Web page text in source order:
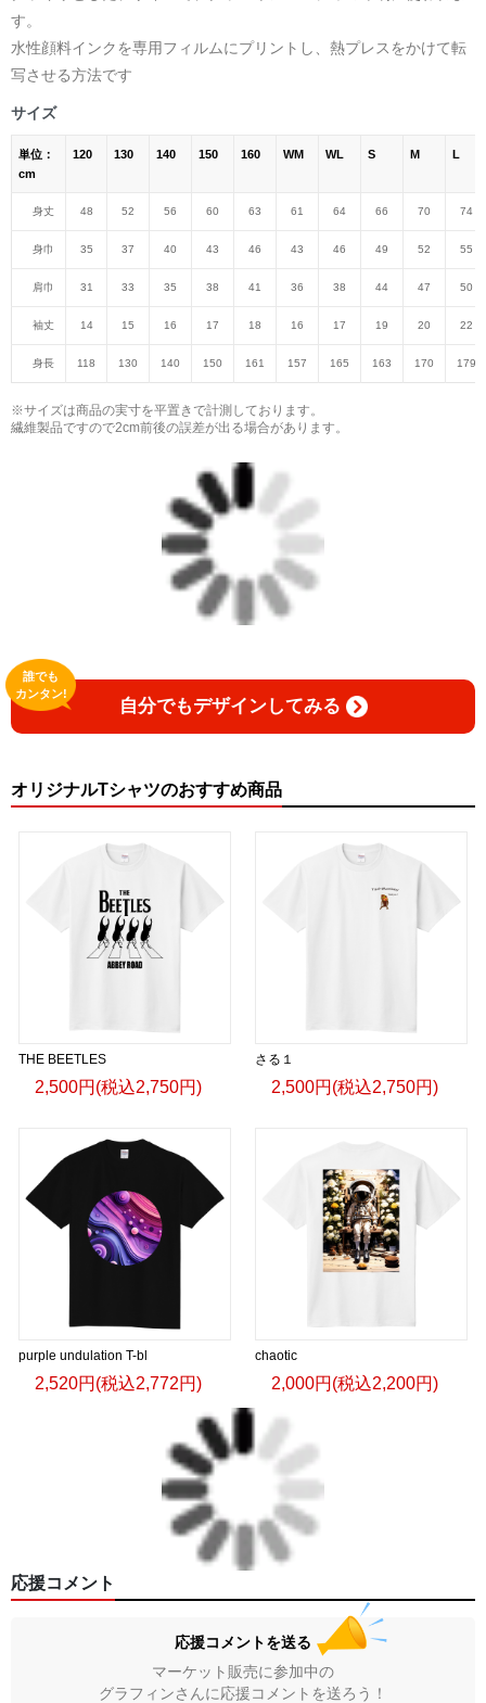
す。
水性顔料インクを専用フィルムにプリントし、熱プレスをかけて転
写させる方法です
サイズ
単位：
cm
120 130 140 150 160 WM WL S M L
身丈 48 52 56 60 63 61 64 66 70 74
身巾 35 37 40 43 46 43 46 49 52 55
肩巾 31 33 35 38 41 36 38 44 47 50
袖丈 14 15 16 17 18 16 17 19 20 22
身長 118 130 140 150 161 157 165 163 170 179
※サイズは商品の実寸を平置きで計測しております。
繊維製品ですので2cm前後の誤差が出る場合があります。
自分でもデザインしてみる
誰でも
カンタン!
オリジナルTシャツのおすすめ商品
THE BEETLES
2,500円(税込2,750円)
さる１
2,500円(税込2,750円)
purple undulation T-bl
2,520円(税込2,772円)
chaotic
2,000円(税込2,200円)
応援コメント
応援コメントを送る
マーケット販売に参加中の
グラフィンさんに応援コメントを送ろう！